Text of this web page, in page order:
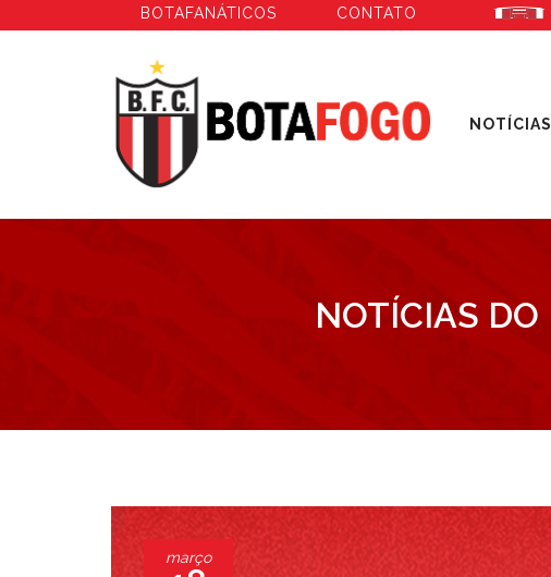
BOTAFANÁTICOS CONTATO
NOTÍCIAS
NOTÍCIAS DO
março